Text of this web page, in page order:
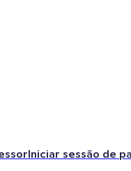
Iniciar sessão de